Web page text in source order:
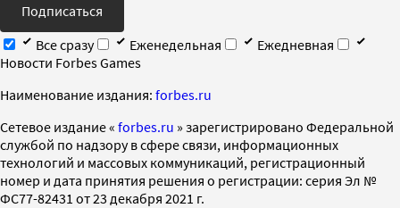
Подписаться
Все сразу
Еженедельная
Ежедневная
Новости Forbes Games
Наименование издания: forbes.ru
Cетевое издание « forbes.ru » зарегистрировано Федеральной
службой по надзору в сфере связи, информационных
технологий и массовых коммуникаций, регистрационный
номер и дата принятия решения о регистрации: серия Эл №
ФС77-82431 от 23 декабря 2021 г.